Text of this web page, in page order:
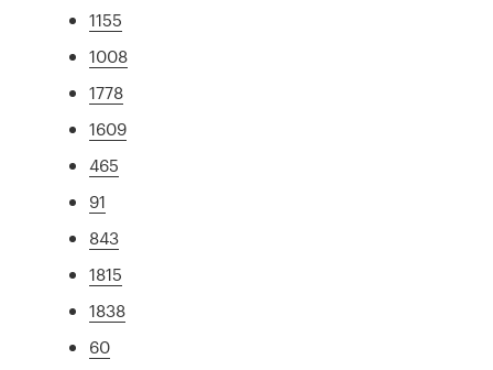
1155
1008
1778
1609
465
91
843
1815
1838
60